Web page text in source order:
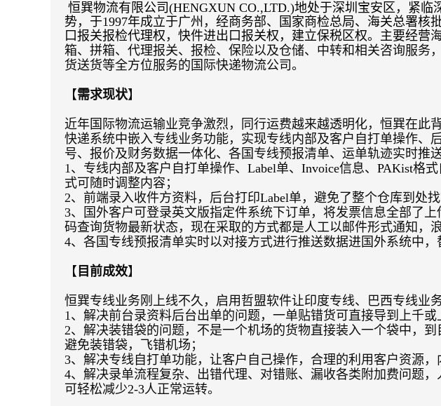
恒巽物流有限公司(HENGXUN CO.,LTD.)地处于深圳宝安区，紧
势，于1997年成立于广州，经商务部、国家商检总局、海关总署
口报关报检代理权，快件进出口报关权，建立保税区权。主要经营
箱、拼箱、代理报关、报检、保险以及仓储、中转和相关咨询服务
货送货等全方位服务的国际快递物流公司。
【需求现状】
近年国际物流运输业竞争激烈，同行运费越来越透明化，恒巽在
快递系统中嵌入专线业务功能，实现专线内部及客户自打单操作、后
号、报价及财务数据一体化、各国专线预报清单、运单轨迹实时推送
1、专线内部及客户自打单操作、 Label单、 Invoice信息、 PAKist格式
式可随时调整内容；
2、前端录入收件方资料，后台打印Label单，避免了整个仓库到处
3、国外客户可登录英文版指定件系统下订单，将发票信息全部了
码查询货物最新状态，现在采取的方式都是人工以邮件形式通知，
4、各国专线预报清单实时以对接方式进行推送数据进国外系统中
【 目前成效】
恒巽专线业务刚上线不久，启用哲盟软件让印度专线、巴西专线业
1、解决前台录资料后台出单的问题，一单贴错货可直接导到上千
2、解决装错袋的问题，不是一个机场的货物直接装入一个袋中，
避免装错袋，飞错机场；
3、解决专线自打单功能，让客户自己操作，合理的利用客户资源
4、解决录单流程复杂、出错代理、对错账、漏收各类附加费问题
可轻松减少2-3人正常运转。